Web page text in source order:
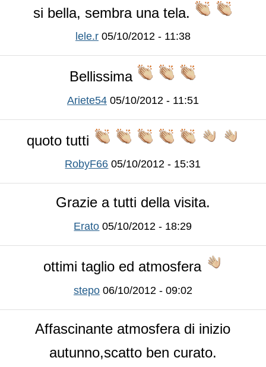
si bella, sembra una tela.
lele.r 05/10/2012 - 11:38
Bellissima
Ariete54 05/10/2012 - 11:51
quoto tutti
RobyF66 05/10/2012 - 15:31
Grazie a tutti della visita.
Erato 05/10/2012 - 18:29
ottimi taglio ed atmosfera
stepo 06/10/2012 - 09:02
Affascinante atmosfera di inizio
autunno,scatto ben curato.